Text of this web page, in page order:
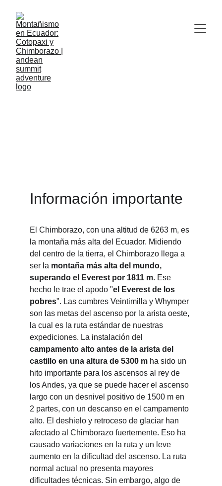
Guía Completa para
Escalar el Volcán
Información importante
El Chimborazo, con una altitud de 6263 m, es
la montaña más alta del Ecuador. Midiendo
del centro de la tierra, el Chimborazo llega a
ser la montaña más alta del mundo,
superando el Everest por 1811 m. Ese
hecho le trae el apodo "el Everest de los
pobres". Las cumbres Veintimilla y Whymper
son las metas del ascenso por la arista oeste,
la cual es la ruta estándar de nuestras
expediciones. La instalación del
campamento alto antes de la arista del
castillo en una altura de 5300 m ha sido un
hito importante para los ascensos al rey de
los Andes, ya que se puede hacer el ascenso
largo con un desnivel positivo de 1500 m en
2 partes, con un descanso en el campamento
alto. El deshielo y retroceso de glaciar han
afectado al Chimborazo fuertemente. Eso ha
causado variaciones en la ruta y un leve
aumento en la dificultad del ascenso. La ruta
normal actual no presenta mayores
dificultades técnicas. Sin embargo, algo de